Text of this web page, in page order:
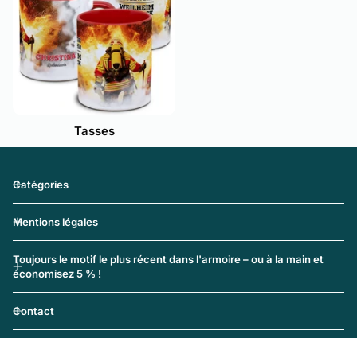
Tasses
Catégories
Mentions légales
Toujours le motif le plus récent dans l'armoire – ou à la main et
économisez 5 % !
Contact